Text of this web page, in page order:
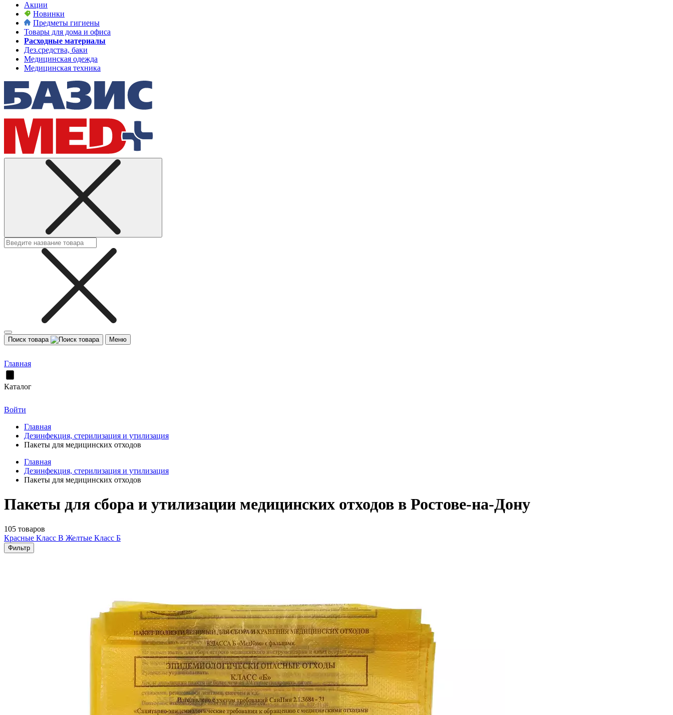
Акции
Новинки
Предметы гигиены
Товары для дома и офиса
Расходные материалы
Дез.средства, баки
Медицинская одежда
Медицинская техника
Поиск товара Меню
Главная
Каталог
Войти
Главная
Дезинфекция, стерилизация и утилизация
Пакеты для медицинских отходов
Главная
Дезинфекция, стерилизация и утилизация
Пакеты для медицинских отходов
Пакеты для сбора и утилизации медицинских отходов в Ростове-на-Дону
105 товаров
Красные Класс В Желтые Класс Б
Фильтр